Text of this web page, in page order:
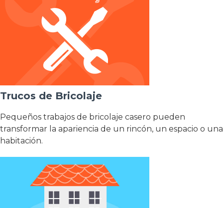
Trucos de Bricolaje
Pequeños trabajos de bricolaje casero pueden
transformar la apariencia de un rincón, un espacio o una
habitación.